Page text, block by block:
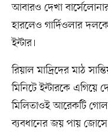
আবারও দেখা
হারলেও গার্দিওলার
ইন্টার।
রিয়াল মাদ্রিদের মাঠ
মিনিটে ইন্টারকে এগিয়ে
মিলিতাওই আরেকটি গোল
ব্যবধানের জয় পায়